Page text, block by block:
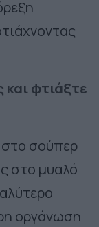
φτιάξτε
σούπερ
στο μυαλό
οργάνωση